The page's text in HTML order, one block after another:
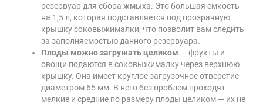
резервуар для сбора жмыха. Это большая емкость
на 1,5 л, которая подставляется под прозрачную
крышку соковыжималки, что позволит вам следить
за заполняемостью данного резервуара.
Плоды можно загружать целиком — фрукты и
овощи подаются в соковыжималку через верхнюю
крышку. Она имеет круглое загрузочное отверстие
диаметром 65 мм. В него без проблем проходят
мелкие и средние по размеру плоды целиком — их не